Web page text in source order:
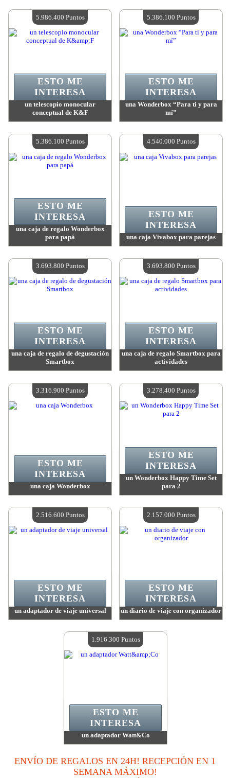
Cantidad disponible:4
Cantidad disponible:4
un telescopio monocular
conceptual de K&F
Cantidad disponible:4
ESTO ME
INTERESA
5.986.400 Puntos
una Wonderbox “Para ti y para
mí”
Cantidad disponible:4
ESTO ME
INTERESA
5.386.100 Puntos
una caja de regalo Wonderbox
para papá
Cantidad disponible:4
ESTO ME
INTERESA
5.386.100 Puntos
una caja Vivabox para parejas
Cantidad disponible:4
ESTO ME
INTERESA
4.540.000 Puntos
una caja de regalo de degustación
Smartbox
Cantidad disponible:4
ESTO ME
INTERESA
3.693.800 Puntos
una caja de regalo Smartbox para
actividades
Cantidad disponible:4
ESTO ME
INTERESA
3.693.800 Puntos
una caja Wonderbox
Cantidad disponible:4
ESTO ME
INTERESA
3.316.900 Puntos
un Wonderbox Happy Time Set
para 2
Cantidad disponible:4
ESTO ME
INTERESA
3.278.400 Puntos
un adaptador de viaje universal
Cantidad disponible:4
ESTO ME
INTERESA
2.516.600 Puntos
un diario de viaje con organizador
Cantidad disponible:
ESTO ME
INTERESA
2.157.000 Puntos
un adaptador Watt&Co
ESTO ME
INTERESA
1.916.300 Puntos
ENVÍO DE REGALOS EN 24H! RECEPCIÓN EN 1
SEMANA MÁXIMO!